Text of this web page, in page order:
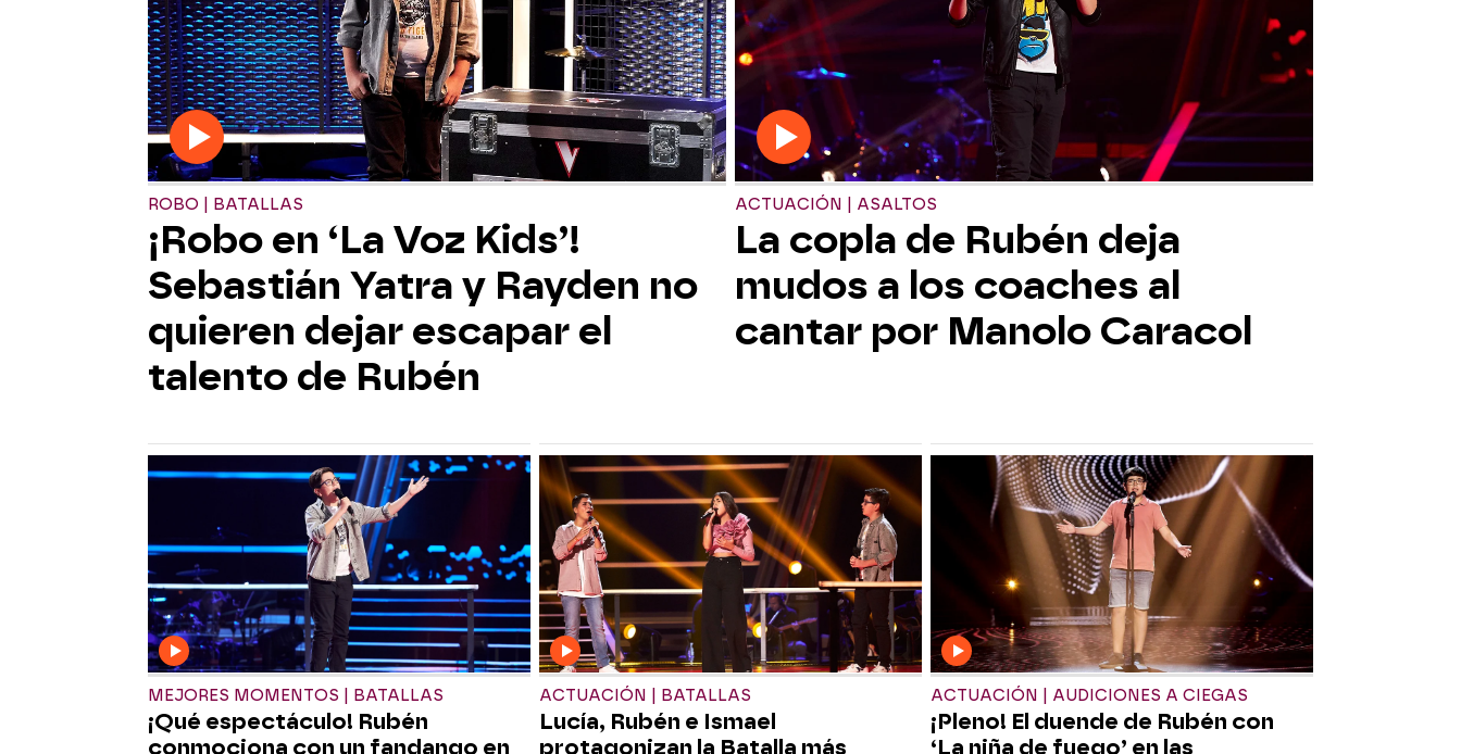
ROBO | BATALLAS
¡Robo en ‘La Voz Kids’!
Sebastián Yatra y Rayden no
quieren dejar escapar el
talento de Rubén
ACTUACIÓN | ASALTOS
La copla de Rubén deja
mudos a los coaches al
cantar por Manolo Caracol
MEJORES MOMENTOS | BATALLAS
¡Qué espectáculo! Rubén
conmociona con un fandango en
ACTUACIÓN | BATALLAS
Lucía, Rubén e Ismael
protagonizan la Batalla más
ACTUACIÓN | AUDICIONES A CIEGAS
¡Pleno! El duende de Rubén con
‘La niña de fuego’ en las